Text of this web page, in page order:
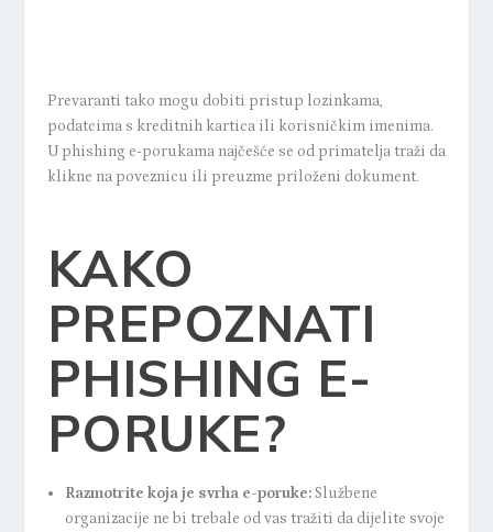
Prevaranti tako mogu dobiti pristup lozinkama,
podatcima s kreditnih kartica ili korisničkim imenima.
U phishing e-porukama najčešće se od primatelja traži da
klikne na poveznicu ili preuzme priloženi dokument.
KAKO
PREPOZNATI
PHISHING E-
PORUKE?
Razmotrite koja je svrha e-poruke:Službene
organizacije ne bi trebale od vas tražiti da dijelite svoje